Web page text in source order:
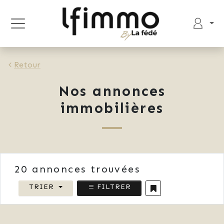
Retour
Nos annonces
immobilières
20 annonces trouvées
TRIER FILTRER